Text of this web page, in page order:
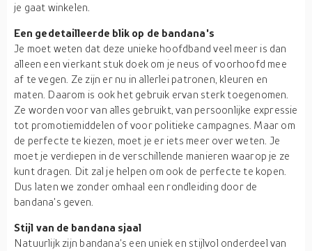
je gaat winkelen.
Een gedetailleerde blik op de bandana's
Je moet weten dat deze unieke hoofdband veel meer is dan
alleen een vierkant stuk doek om je neus of voorhoofd mee
af te vegen. Ze zijn er nu in allerlei patronen, kleuren en
maten. Daarom is ook het gebruik ervan sterk toegenomen.
Ze worden voor van alles gebruikt, van persoonlijke expressie
tot promotiemiddelen of voor politieke campagnes. Maar om
de perfecte te kiezen, moet je er iets meer over weten. Je
moet je verdiepen in de verschillende manieren waarop je ze
kunt dragen. Dit zal je helpen om ook de perfecte te kopen.
Dus laten we zonder omhaal een rondleiding door de
bandana's geven.
Stijl van de bandana sjaal
Natuurlijk zijn bandana's een uniek en stijlvol onderdeel van